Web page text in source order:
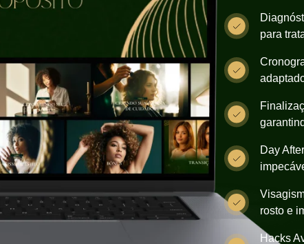
para
Day
rosto e
Hacks